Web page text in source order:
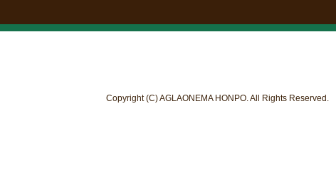
Copyright (C) AGLAONEMA HONPO. All Rights Reserved.